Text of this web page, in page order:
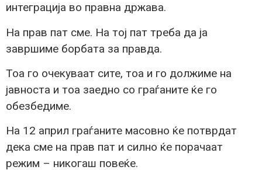
интеграција во правна држава.
На прав пат сме. На тој пат треба да ја
завршиме борбата за правда.
Тоа го очекуваат сите, тоа и го должиме на
јавноста и тоа заедно со граѓаните ќе го
обезбедиме.
На 12 април граѓаните масовно ќе потврдат
дека сме на прав пат и силно ќе порачаат
режим – никогаш повеќе.